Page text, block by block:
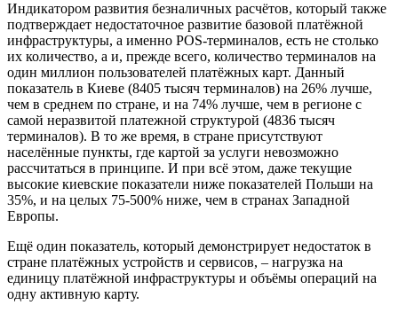
Индикатором развития безналичных расчётов, который также
подтверждает недостаточное развитие базовой платёжной
инфраструктуры, а именно POS-терминалов, есть не столько
их количество, а и, прежде всего, количество терминалов на
один миллион пользователей платёжных карт. Данный
показатель в Киеве (8405 тысяч терминалов) на 26% лучше,
чем в среднем по стране, и на 74% лучше, чем в регионе с
самой неразвитой платежной структурой (4836 тысяч
терминалов). В то же время, в стране присутствуют
населённые пункты, где картой за услуги невозможно
рассчитаться в принципе. И при всё этом, даже текущие
высокие киевские показатели ниже показателей Польши на
35%, и на целых 75-500% ниже, чем в странах Западной
Европы.
Ещё один показатель, который демонстрирует недостаток в
стране платёжных устройств и сервисов, – нагрузка на
единицу платёжной инфраструктуры и объёмы операций на
одну активную карту.